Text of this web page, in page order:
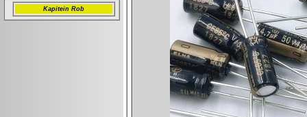
Kapitein Rob